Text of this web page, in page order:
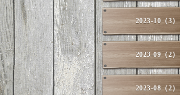
2023-10（3）
2023-09（2）
2023-08（2）